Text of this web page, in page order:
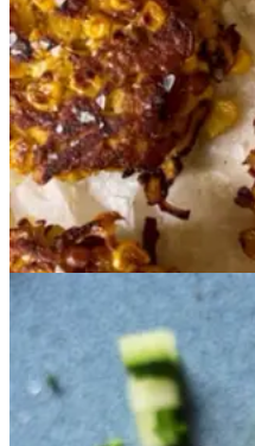
Gem opskrift
Aftensmad
Vegetarisk